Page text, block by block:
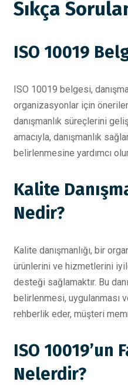
Sıkça
ISO 10019
ISO 10019 belgesi,
organizasyonlar için
danışmanlık süreçlerini
amacıyla, danışmanlık
belirlenmesine yardımcı
Kalite
Nedir?
Kalite danışmanlığı, bir
ürünlerini ve hizmetlerini
desteği sağlamaktır. Bu
belirlenmesi, uygulanması
rehberlik eder, müşteri
ISO 10019’un
Nelerdir?